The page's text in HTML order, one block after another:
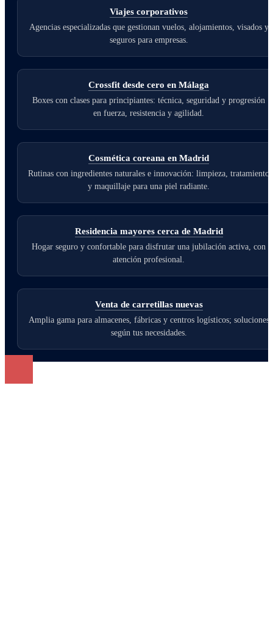
Viajes corporativos
Agencias especializadas que gestionan vuelos, alojamientos, visados y
seguros para empresas.
Crossfit desde cero en Málaga
Boxes con clases para principiantes: técnica, seguridad y progresión
en fuerza, resistencia y agilidad.
Cosmética coreana en Madrid
Rutinas con ingredientes naturales e innovación: limpieza, tratamiento
y maquillaje para una piel radiante.
Residencia mayores cerca de Madrid
Hogar seguro y confortable para disfrutar una jubilación activa, con
atención profesional.
Venta de carretillas nuevas
Amplia gama para almacenes, fábricas y centros logísticos; soluciones
según tus necesidades.